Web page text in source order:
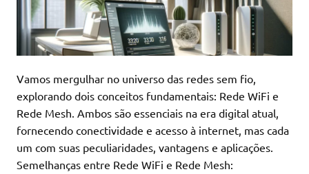
Vamos mergulhar no universo das redes sem fio,
explorando dois conceitos fundamentais: Rede WiFi e
Rede Mesh. Ambos são essenciais na era digital atual,
fornecendo conectividade e acesso à internet, mas cada
um com suas peculiaridades, vantagens e aplicações.
Semelhanças entre Rede WiFi e Rede Mesh: